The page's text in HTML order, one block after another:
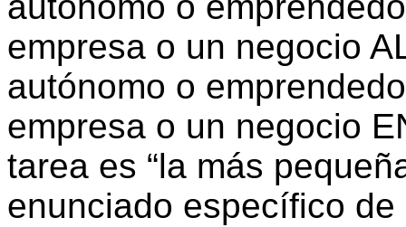
empresa o un negocio
autónomo o
empresa o un negocio
tarea es “la más
enunciado específico